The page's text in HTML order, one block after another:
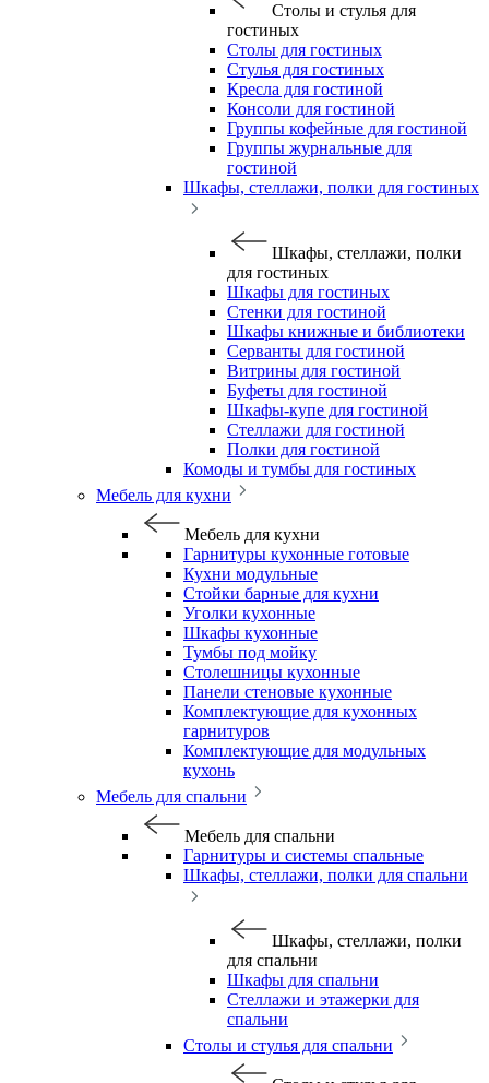
Столы и стулья для
гостиных
Столы для гостиных
Стулья для гостиных
Кресла для гостиной
Консоли для гостиной
Группы кофейные для гостиной
Группы журнальные для
гостиной
Шкафы, стеллажи, полки для гостиных
Шкафы, стеллажи, полки
для гостиных
Шкафы для гостиных
Стенки для гостиной
Шкафы книжные и библиотеки
Серванты для гостиной
Витрины для гостиной
Буфеты для гостиной
Шкафы-купе для гостиной
Стеллажи для гостиной
Полки для гостиной
Комоды и тумбы для гостиных
Мебель для кухни
Мебель для кухни
Гарнитуры кухонные готовые
Кухни модульные
Стойки барные для кухни
Уголки кухонные
Шкафы кухонные
Тумбы под мойку
Столешницы кухонные
Панели стеновые кухонные
Комплектующие для кухонных
гарнитуров
Комплектующие для модульных
кухонь
Мебель для спальни
Мебель для спальни
Гарнитуры и системы спальные
Шкафы, стеллажи, полки для спальни
Шкафы, стеллажи, полки
для спальни
Шкафы для спальни
Стеллажи и этажерки для
спальни
Столы и стулья для спальни